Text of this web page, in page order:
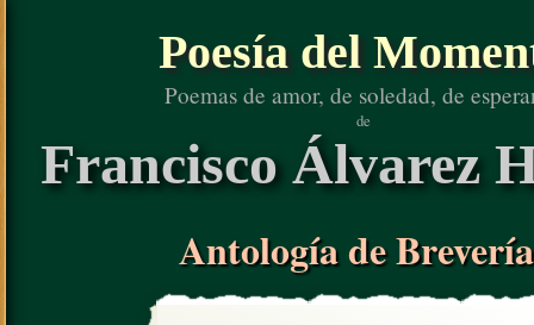
Poesía del
Poemas de amor, de soledad, de
de
Francisco Álvarez
Antología de